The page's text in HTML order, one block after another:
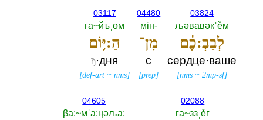
03824
љәвавәкˈěм
לְבַבְ:כֶ֔ם
сердце·ваше
[nms ~2mp-sf]
04480
мiн-‎
מִן־
с
[prep]
03117
ға~йъˌөм
הַ:יּ֥וֹם
ђ·дня
[def-art ~nms]
02088
ға~ззˌěғ
04605
βа:~мˈа:ңәља:‎